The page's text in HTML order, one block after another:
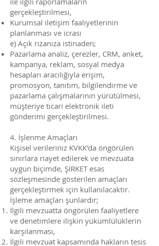
gerçekleştirilmesi,
Kurumsal iletişim faaliyetlerinin
planlanması ve icrası
e) Açık rızanıza istinaden;
Pazarlama analiz, çerezler, CRM, anket,
kampanya, reklam, sosyal medya
hesapları aracılığıyla erişim,
promosyon, tanıtım, bilgilendirme ve
pazarlama çalışmalarının yürütülmesi,
müşteriye ticari elektronik ileti
gönderimi gerçekleştirilmesi.
4. İşlenme Amaçları
Kişisel verileriniz KVKK’da öngörülen
sınırlara riayet edilerek ve mevzuata
uygun biçimde, ŞİRKET esas
sözleşmesinde gösterilen amaçları
gerçekleştirmek için kullanılacaktır.
İşleme amaçları şunlardır;
İlgili mevzuatta öngörülen faaliyetlere
ve denetimlere ilişkin yükümlülüklerin
karşılanması,
İlgili mevzuat kapsamında hakların tesis